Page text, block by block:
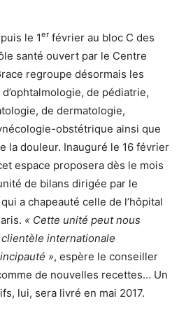
le 1er février au bloc C des
santé ouvert par le Centre
regroupe désormais les
de pédiatrie,
de dermatologie,
obstétrique ainsi que
la douleur. Inauguré le 16 février
espace proposera dès le mois
de bilans dirigée par le
a chapeauté celle de l’hôpital
« Cette unité peut nous
internationale
», espère le conseiller
de nouvelles recettes… Un
lui, sera livré en mai 2017.